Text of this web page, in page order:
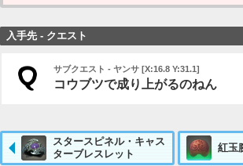
入手先 - クエスト
サブクエスト - ヤンサ [X:16.8 Y:31.1]
コウブツで成り上がるのねん
スタースピネル・キャス
ターブレスレット
紅玉